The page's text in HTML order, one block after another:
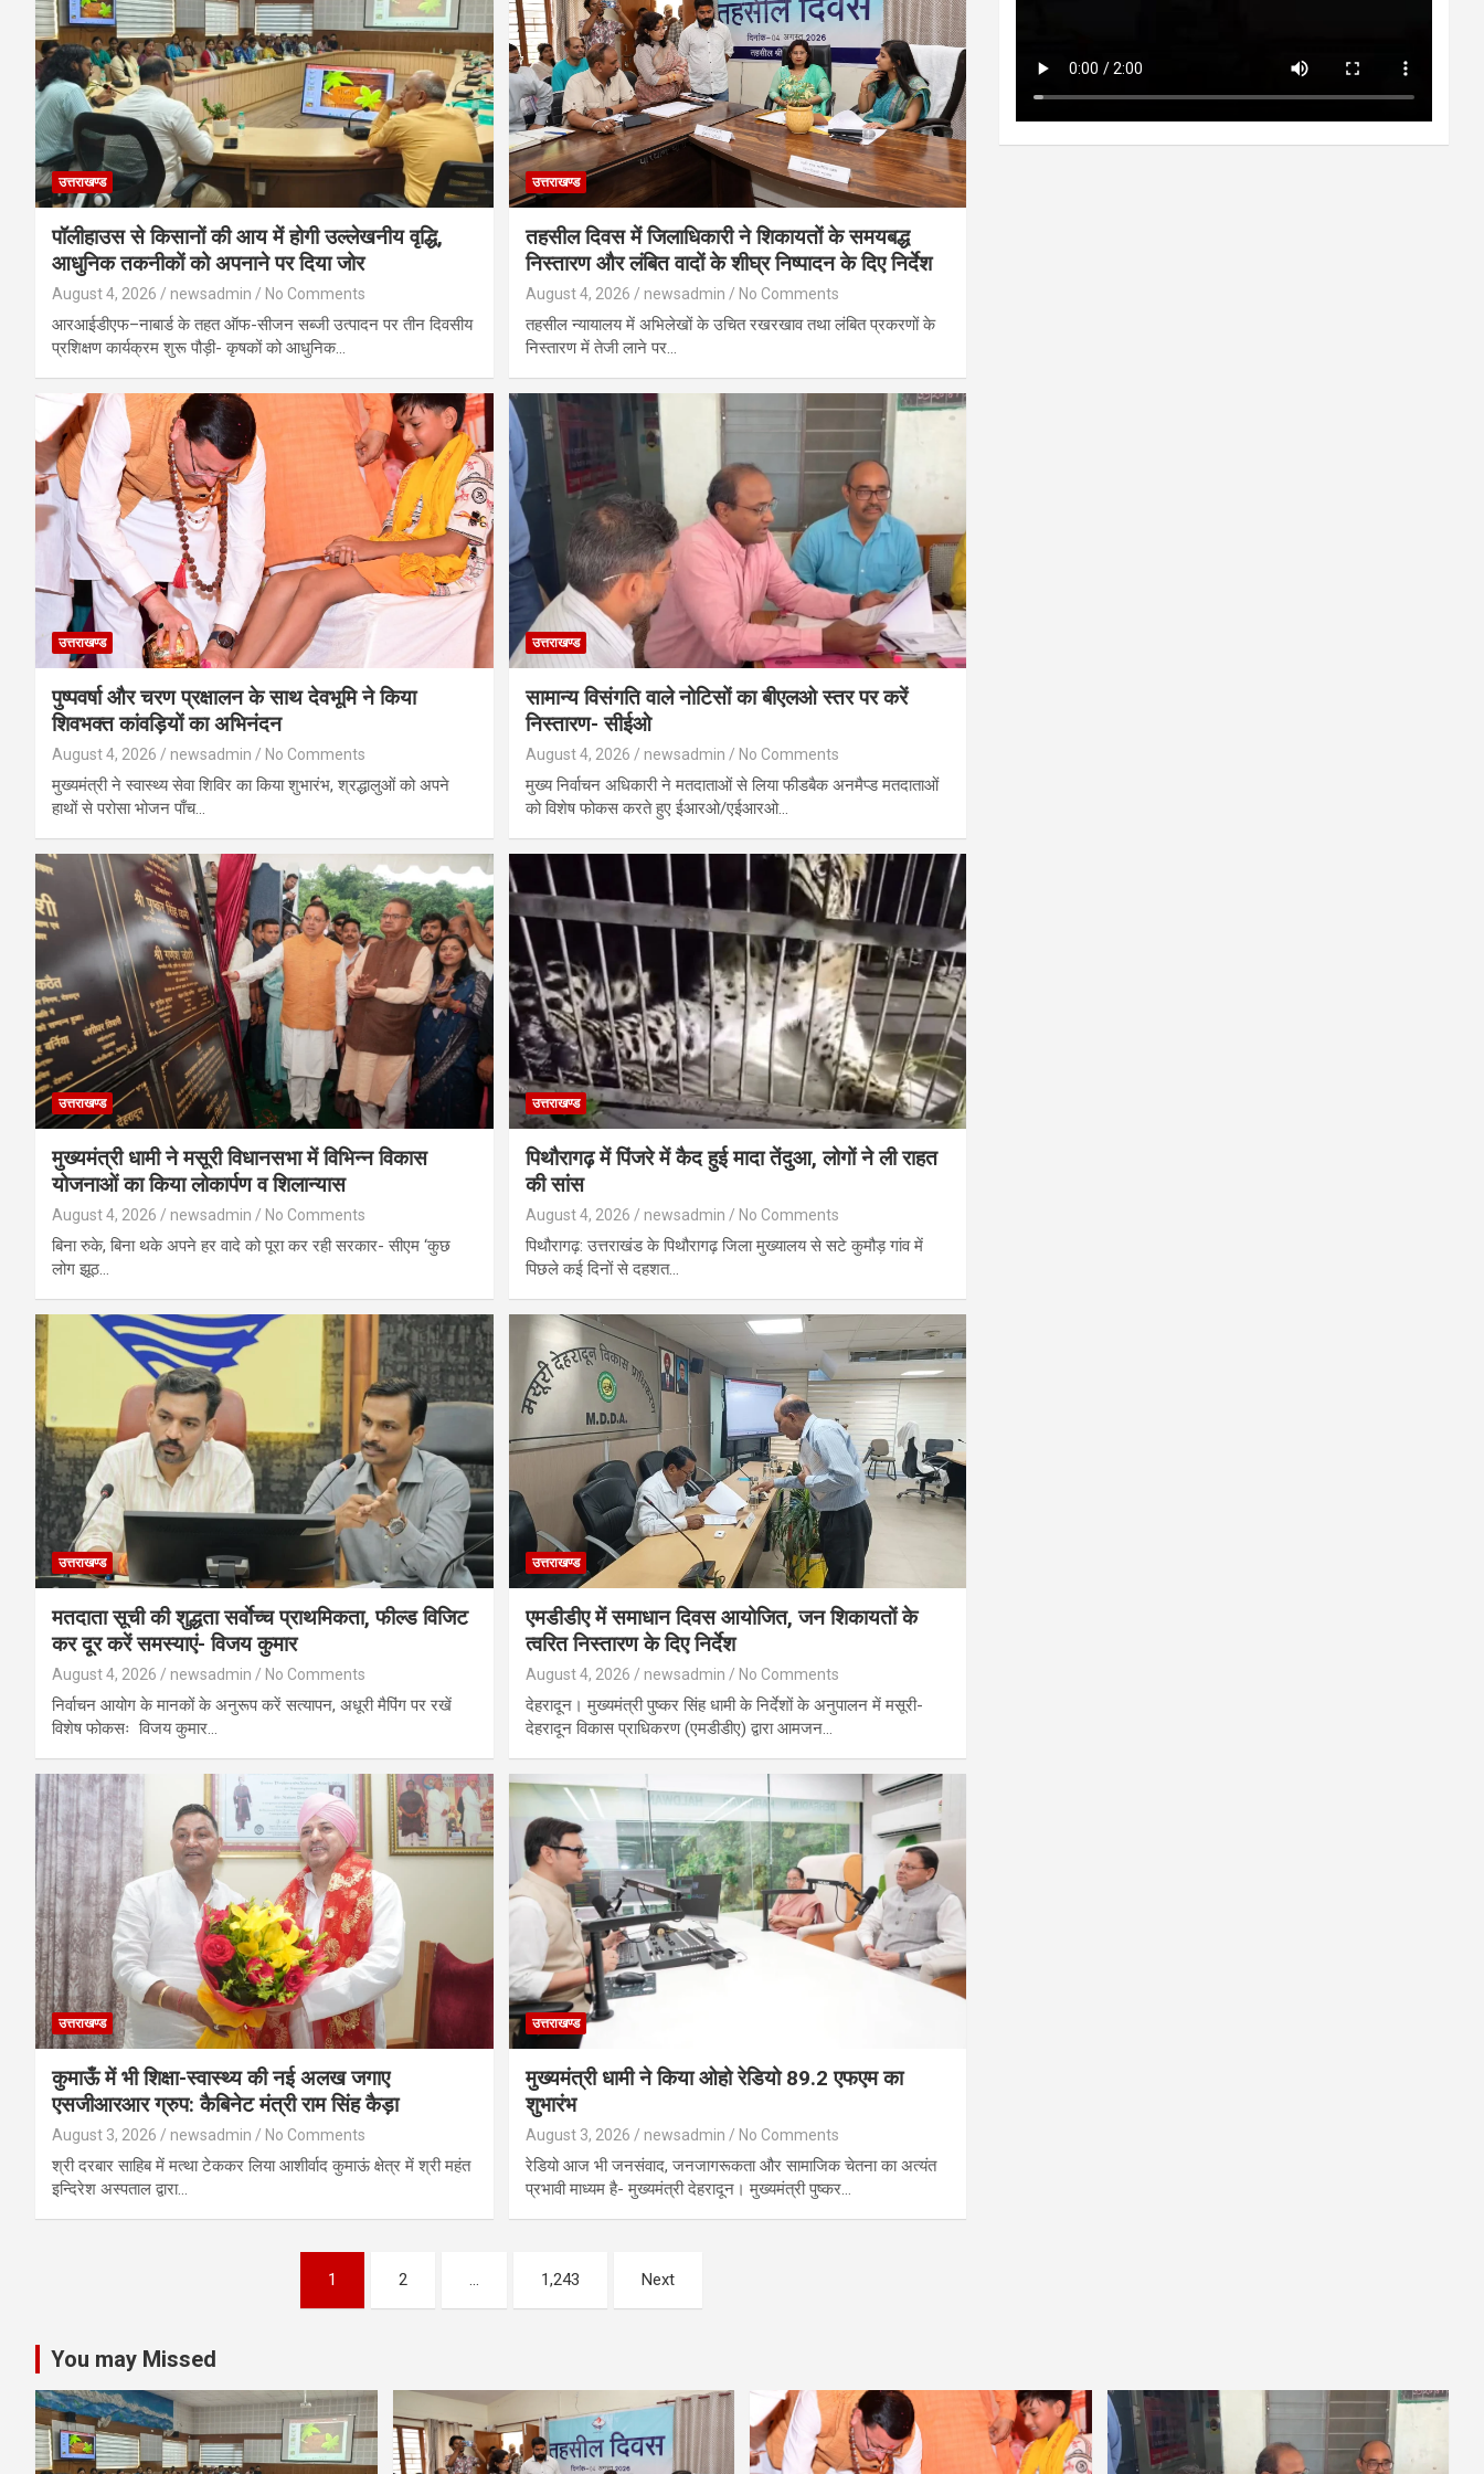
उत्तराखण्ड
पॉलीहाउस से किसानों की आय में होगी उल्लेखनीय वृद्धि,
आधुनिक तकनीकों को अपनाने पर दिया जोर
August 4, 2026 newsadmin No Comments
आरआईडीएफ–नाबार्ड के तहत ऑफ-सीजन सब्जी उत्पादन पर तीन दिवसीय
प्रशिक्षण कार्यक्रम शुरू पौड़ी- कृषकों को आधुनिक…
उत्तराखण्ड
तहसील दिवस में जिलाधिकारी ने शिकायतों के समयबद्ध
निस्तारण और लंबित वादों के शीघ्र निष्पादन के दिए निर्देश
August 4, 2026 newsadmin No Comments
तहसील न्यायालय में अभिलेखों के उचित रखरखाव तथा लंबित प्रकरणों के
निस्तारण में तेजी लाने पर…
उत्तराखण्ड
पुष्पवर्षा और चरण प्रक्षालन के साथ देवभूमि ने किया
शिवभक्त कांवड़ियों का अभिनंदन
August 4, 2026 newsadmin No Comments
मुख्यमंत्री ने स्वास्थ्य सेवा शिविर का किया शुभारंभ, श्रद्धालुओं को अपने
हाथों से परोसा भोजन पाँच…
उत्तराखण्ड
सामान्य विसंगति वाले नोटिसों का बीएलओ स्तर पर करें
निस्तारण- सीईओ
August 4, 2026 newsadmin No Comments
मुख्य निर्वाचन अधिकारी ने मतदाताओं से लिया फीडबैक अनमैप्ड मतदाताओं
को विशेष फोकस करते हुए ईआरओ/एईआरओ…
उत्तराखण्ड
मुख्यमंत्री धामी ने मसूरी विधानसभा में विभिन्न विकास
योजनाओं का किया लोकार्पण व शिलान्यास
August 4, 2026 newsadmin No Comments
बिना रुके, बिना थके अपने हर वादे को पूरा कर रही सरकार- सीएम ‘कुछ
लोग झूठ…
उत्तराखण्ड
पिथौरागढ़ में पिंजरे में कैद हुई मादा तेंदुआ, लोगों ने ली राहत
की सांस
August 4, 2026 newsadmin No Comments
पिथौरागढ़: उत्तराखंड के पिथौरागढ़ जिला मुख्यालय से सटे कुमौड़ गांव में
पिछले कई दिनों से दहशत…
उत्तराखण्ड
मतदाता सूची की शुद्धता सर्वाेच्च प्राथमिकता, फील्ड विजिट
कर दूर करें समस्याएं- विजय कुमार
August 4, 2026 newsadmin No Comments
निर्वाचन आयोग के मानकों के अनुरूप करें सत्यापन, अधूरी मैपिंग पर रखें
विशेष फोकसः विजय कुमार…
उत्तराखण्ड
एमडीडीए में समाधान दिवस आयोजित, जन शिकायतों के
त्वरित निस्तारण के दिए निर्देश
August 4, 2026 newsadmin No Comments
देहरादून। मुख्यमंत्री पुष्कर सिंह धामी के निर्देशों के अनुपालन में मसूरी-
देहरादून विकास प्राधिकरण (एमडीडीए) द्वारा आमजन…
उत्तराखण्ड
कुमाऊँ में भी शिक्षा-स्वास्थ्य की नई अलख जगाए
एसजीआरआर ग्रुप: कैबिनेट मंत्री राम सिंह कैड़ा
August 3, 2026 newsadmin No Comments
श्री दरबार साहिब में मत्था टेककर लिया आशीर्वाद कुमाऊं क्षेत्र में श्री महंत
इन्दिरेश अस्पताल द्वारा…
उत्तराखण्ड
मुख्यमंत्री धामी ने किया ओहो रेडियो 89.2 एफएम का
शुभारंभ
August 3, 2026 newsadmin No Comments
रेडियो आज भी जनसंवाद, जनजागरूकता और सामाजिक चेतना का अत्यंत
प्रभावी माध्यम है- मुख्यमंत्री देहरादून। मुख्यमंत्री पुष्कर…
1 2 … 1,243 Next
You may Missed